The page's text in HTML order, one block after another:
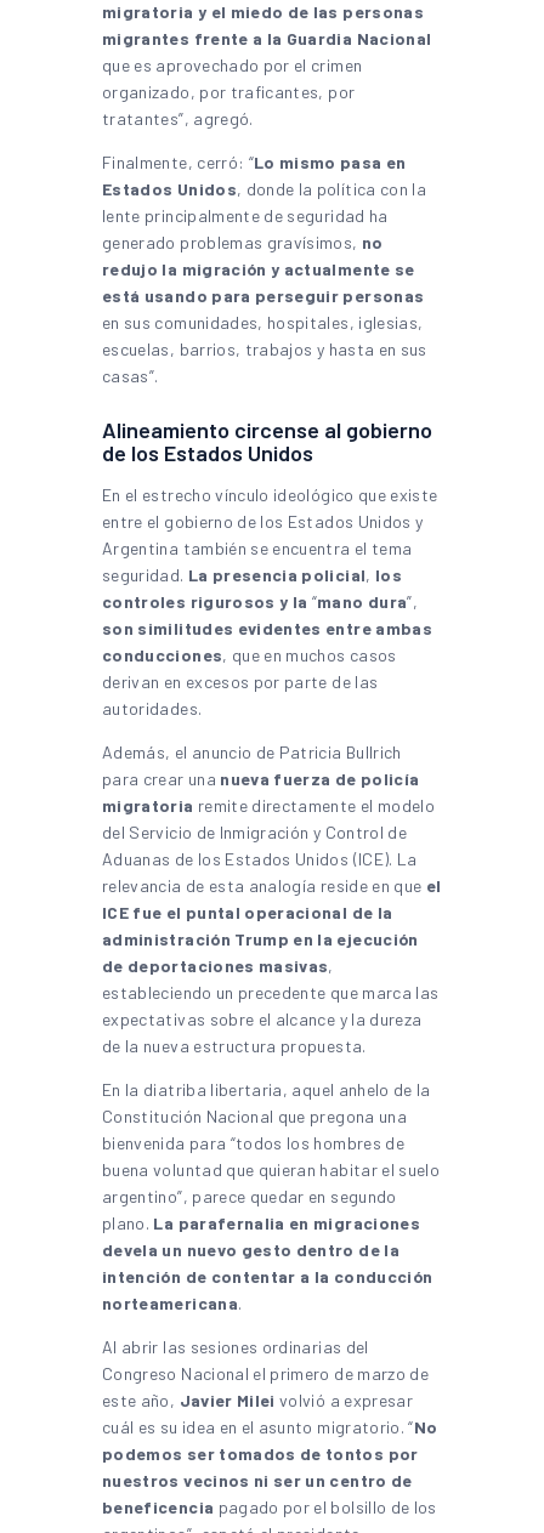
migratoria y el miedo de las personas
migrantes frente a la Guardia Nacional
que es aprovechado por el crimen
organizado, por traficantes, por
tratantes”, agregó.
Finalmente, cerró: “Lo mismo pasa en
Estados Unidos, donde la política con la
lente principalmente de seguridad ha
generado problemas gravísimos, no
redujo la migración y actualmente se
está usando para perseguir personas
en sus comunidades, hospitales, iglesias,
escuelas, barrios, trabajos y hasta en sus
casas”.
Alineamiento circense al gobierno
de los Estados Unidos
En el estrecho vínculo ideológico que existe
entre el gobierno de los Estados Unidos y
Argentina también se encuentra el tema
seguridad. La presencia policial, los
controles rigurosos y la “mano dura”,
son similitudes evidentes entre ambas
conducciones, que en muchos casos
derivan en excesos por parte de las
autoridades.
Además, el anuncio de Patricia Bullrich
para crear una nueva fuerza de policía
migratoria remite directamente el modelo
del Servicio de Inmigración y Control de
Aduanas de los Estados Unidos (ICE). La
relevancia de esta analogía reside en que el
ICE fue el puntal operacional de la
administración Trump en la ejecución
de deportaciones masivas,
estableciendo un precedente que marca las
expectativas sobre el alcance y la dureza
de la nueva estructura propuesta.
En la diatriba libertaria, aquel anhelo de la
Constitución Nacional que pregona una
bienvenida para “todos los hombres de
buena voluntad que quieran habitar el suelo
argentino”, parece quedar en segundo
plano. La parafernalia en migraciones
devela un nuevo gesto dentro de la
intención de contentar a la conducción
norteamericana.
Al abrir las sesiones ordinarias del
Congreso Nacional el primero de marzo de
este año, Javier Mileivolvió a expresar
cuál es su idea en el asunto migratorio. “No
podemos ser tomados de tontos por
nuestros vecinos ni ser un centro de
beneficencia pagado por el bolsillo de los